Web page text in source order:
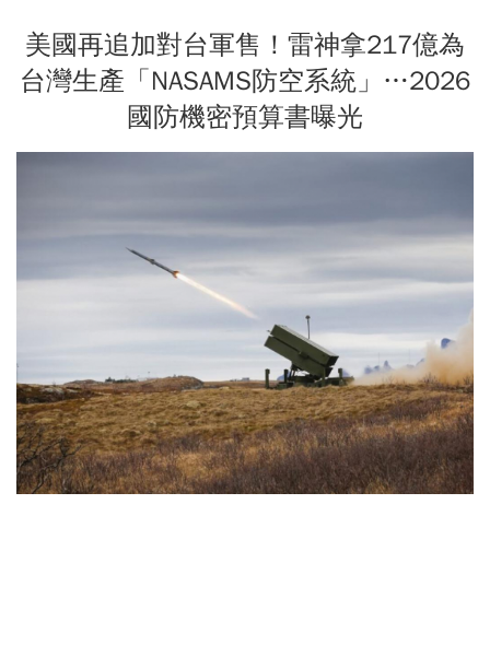
美國再追加對台軍售！雷神拿217億為
台灣生產「NASAMS防空系統」…2026
國防機密預算書曝光